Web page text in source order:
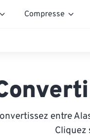
Compresse
entre
Cliquez